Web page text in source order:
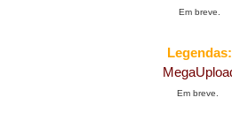
Em breve.
Legendas:
Em breve.